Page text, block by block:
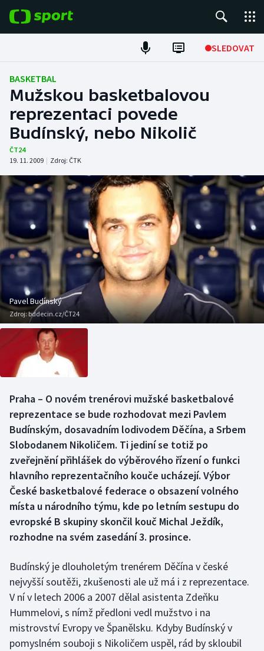
SLEDOVAT
Fotbal
Hokej
Tenis
Atletika
Cyklistika
DALŠÍ SPORTY
Americký fotbal
Baseball a softbal
Basketbal
Biatlon
Boby a skeleton
Curling
Dostihy
Florbal
Golf
Házená
Jezdectví
Judo
NEPŘEHLÉDNĚTE
Soutěže
Historické návraty
Aplikace ČT sport
AZ kvíz
BASKETBAL
Mužskou basketbalovou
reprezentaci povede
Budínský, nebo Nikolič
ČT24
19. 11. 2009 | Zdroj: ČTK
Pavel Budínský
Zdroj:bddecin.cz/ČT24
Praha – O novém trenérovi mužské basketbalové
reprezentace se bude rozhodovat mezi Pavlem
Budínským, dosavadním lodivodem Děčína, a Srbem
Slobodanem Nikoličem. Ti jediní se totiž po
zveřejnění přihlášek do výběrového řízení o funkci
hlavního reprezentačního kouče ucházejí. Výbor
České basketbalové federace o obsazení volného
místa u národního týmu, kde po letním sestupu do
evropské B skupiny skončil kouč Michal Ježdík,
rozhodne na svém zasedání 3. prosince.
Budínský je dlouholetým trenérem Děčína v české
nejvyšší soutěži, zkušenosti ale už má i z reprezentace.
V ní v letech 2006 a 2007 dělal asistenta Zdeňku
Hummelovi, s nímž předloni vedl mužstvo i na
mistrovství Evropy ve Španělsku. Kdyby Budínský v
pomyslném souboji s Nikoličem uspěl, rád by skloubil